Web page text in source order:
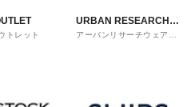
トレット
URBAN RESEARCH
ware house
アーバンリサーチウェアハ